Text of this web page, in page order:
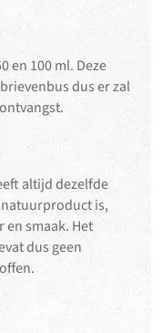
en 100 ml. Deze
dus er zal
altijd dezelfde
is,
en smaak. Het
dus geen